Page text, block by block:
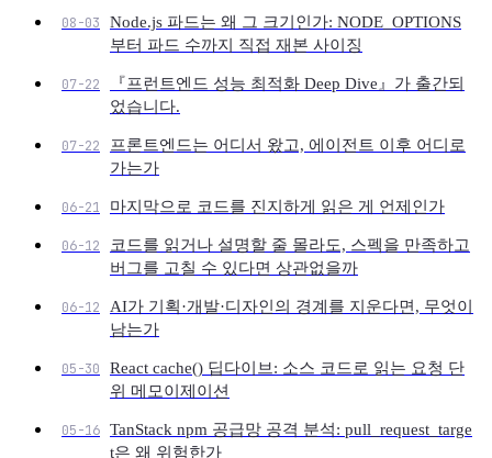
8°
08-03
Node.js 파드는 왜 그 크기인가: NODE_OPTIONS
부터 파드 수까지 직접 재본 사이징
07-22
『프런트엔드 성능 최적화 Deep Dive』가 출간되
었습니다.
07-22
프론트엔드는 어디서 왔고, 에이전트 이후 어디로
가는가
06-21 마지막으로 코드를 진지하게 읽은 게 언제인가
06-12
코드를 읽거나 설명할 줄 몰라도, 스펙을 만족하고
버그를 고칠 수 있다면 상관없을까
06-12
AI가 기획·개발·디자인의 경계를 지운다면, 무엇이
남는가
05-30
React cache() 딥다이브: 소스 코드로 읽는 요청 단
위 메모이제이션
05-16 TanStack npm 공급망 공격 분석: pull_request_targe
t은 왜 위험한가